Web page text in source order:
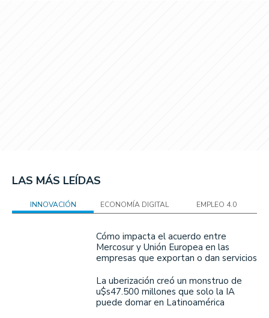
LAS MÁS LEÍDAS
INNOVACIÓN ECONOMÍA DIGITAL EMPLEO 4.0
Cómo impacta el acuerdo entre
Mercosur y Unión Europea en las
empresas que exportan o dan servicios
La uberización creó un monstruo de
u$s47.500 millones que solo la IA
puede domar en Latinoamérica